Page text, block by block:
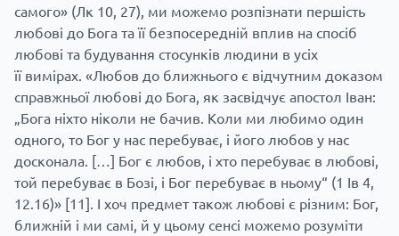
самого» (Лк 10, 27), ми можемо розпізнати першість
любові до Бога та її безпосередній вплив на спосіб
любові та будування стосунків людини в усіх
її вимірах. «Любов до ближнього є відчутним доказом
справжньої любові до Бога, як засвідчує апостол Іван:
„Бога ніхто ніколи не бачив. Коли ми любимо один
одного, то Бог у нас перебуває, і його любов у нас
досконала. […] Бог є любов, і хто перебуває в любові,
той перебуває в Бозі, і Бог перебуває в ньому“ (1 Ів 4,
12.16)» [11]. І хоч предмет також любові є різним: Бог,
ближній і ми самі, й у цьому сенсі можемо розуміти